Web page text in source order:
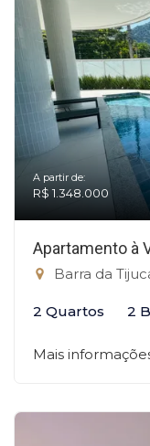
A partir de:
R$ 1.348.000
Apartamento à
Barra da
2 Quartos 2
Mais